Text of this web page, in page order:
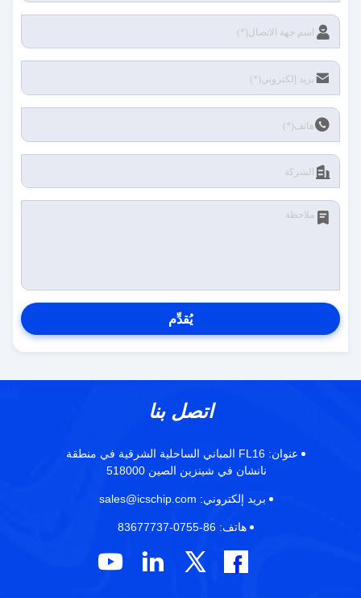
يُقدِّم
اتصل بنا
عنوان:
FL16 المباني الساحلية الشرقية في منطقة
نانشان في شينزين الصين 518000
بريد إلكتروني:
هاتف: